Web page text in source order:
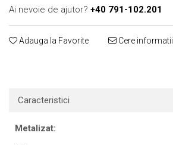
Folie termo transfer
Ai nevoie de ajutor? +40 791-102.201
Adauga la Favorite Cere informatii
Caracteristici
Metalizat: